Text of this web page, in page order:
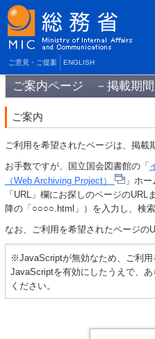
ご意見・ご提案 ENGLISH
ご案内ページ －掲載期間
ご案内
ご利用を希望されたページは、掲載
お手数ですが、国立国会図書館の「
（Web Archiving Project）
」ホー
「URL」欄にお探しのページの
降の「○○○○.html」）を入力し、検索
なお、ご利用を希望されたページの
※JavaScriptが無効なため、ご利用
JavaScriptを有効にしたうえで、
ください。